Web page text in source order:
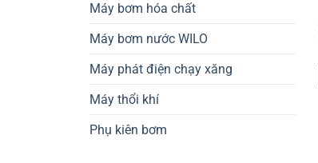
Máy bơm hóa chất
Máy bơm nước WILO
Máy phát điện chạy xăng
Máy thổi khí
Phụ kiên bơm